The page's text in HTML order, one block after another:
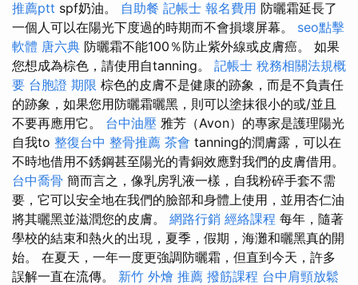
推薦ptt spf奶油。 自助餐 記帳士 報名費用 防曬霜延長了
一個人可以在陽光下度過的時期而不會損壞屏幕。 seo點擊
軟體 唐六典 防曬霜不能100％防止紫外線或皮膚癌。 如果
您想成為棕色，請使用自tanning。 記帳士 稅務相關法規概
要 台胞證 期限 棕色的皮膚不是健康的跡象，而是不負責任
的跡象，如果您用防曬霜曬黑，則可以塗抹很小的或/並且
不要再應用它。 台中油壓 雅芳（Avon）的專家是護理陽光
自我to 整復台中 整骨推薦 茶會 tanning的潤膚露，可以在
不時地借用不銹鋼甚至陽光的青銅效應對我們的皮膚借用。
台中喬骨 簡而言之，像乳房乳液一樣，自我粉碎手套不需
要，它可以安全地在我們的臉部和身體上使用，並用杏仁油
將其曬黑並滋潤您的皮膚。 網路行銷 經絡課程 每年，隨著
學校的結束和熱火的出現，夏季，假期，海灘和曬黑真的開
始。 在夏天，一年一度更強調防曬霜，但直到今天，許多
誤解一直在流傳。 新竹 外燴 推薦 撥筋課程 台中肩頸放鬆